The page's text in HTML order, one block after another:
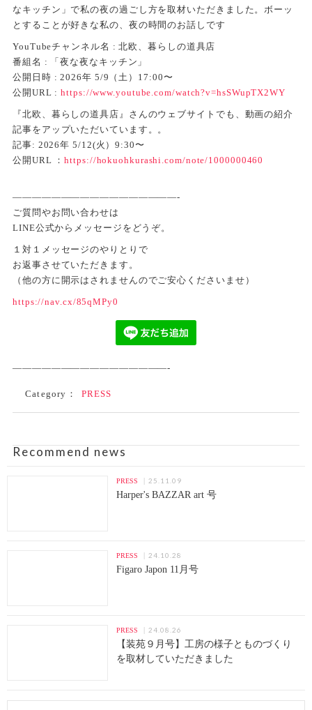
なキッチン」で私の夜の過ごし方を取材いただきました。ボーッ
とすることが好きな私の、夜の時間のお話しです
YouTubeチャンネル名 : 北欧、暮らしの道具店
番組名 : 「夜な夜なキッチン」
公開日時 : 2026年 5/9（土）17:00〜
公開URL :https://www.youtube.com/watch?v=hsSWupTX2WY
『北欧、暮らしの道具店』さんのウェブサイトでも、動画の紹介
記事をアップいただいています。。
記事: 2026年 5/12(火）9:30〜
公開URL ：https://hokuohkurashi.com/note/1000000460
—————————————————-
ご質問やお問い合わせは
LINE公式からメッセージをどうぞ。
１対１メッセージのやりとりで
お返事させていただきます。
（他の方に開示はされませんのでご安心くださいませ）
https://nav.cx/85qMPy0
————————————————-
Category： PRESS
Recommend news
PRESS 25.11.09
Harper's BAZZAR art 号
PRESS 24.10.28
Figaro Japon 11月号
PRESS 24.08.26
【装苑９月号】工房の様子とものづくり
を取材していただきました